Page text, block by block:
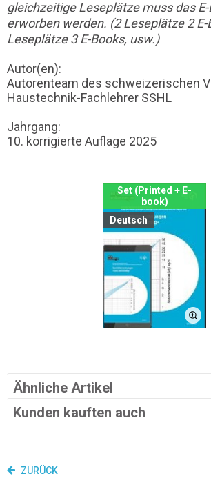
gleichzeitige Leseplätze muss das
erworben werden. (2 Leseplätze 2 E-
Leseplätze 3 E-Books, usw.)
Autor(en):
Autorenteam des schweizerischen
Haustechnik-Fachlehrer SSHL
Jahrgang:
10. korrigierte Auflage 2025
Set (Printed + E-
book)
Deutsch
Ähnliche Artikel
Kunden kauften auch
ZURÜCK